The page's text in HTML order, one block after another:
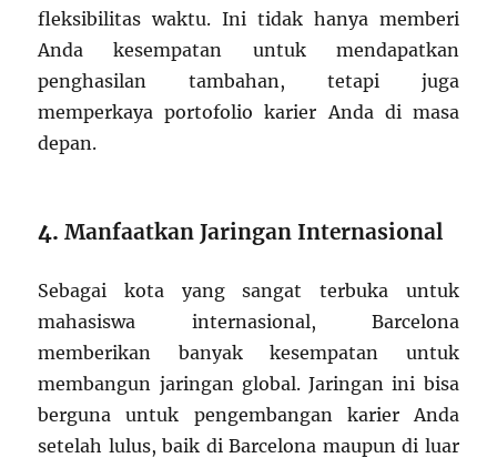
fleksibilitas waktu. Ini tidak hanya memberi
Anda kesempatan untuk mendapatkan
penghasilan tambahan, tetapi juga
memperkaya portofolio karier Anda di masa
depan.
4.Manfaatkan Jaringan Internasional
Sebagai kota yang sangat terbuka untuk
mahasiswa internasional, Barcelona
memberikan banyak kesempatan untuk
membangun jaringan global. Jaringan ini bisa
berguna untuk pengembangan karier Anda
setelah lulus, baik di Barcelona maupun di luar